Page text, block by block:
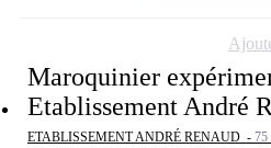
Maroquinier
Etablissement André
ETABLISSEMENT ANDRÉ RENAUD - 75